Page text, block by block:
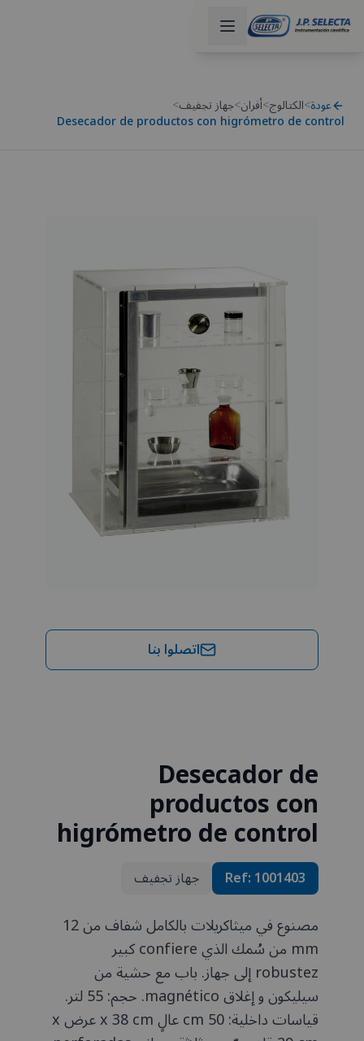
عودة>الكتالوج>أفران>جهاز تجفيف>
Desecador de productos con higrómetro de control
اتصلوا بنا
Desecador de
productos con
higrómetro de control
Ref:1001403 جهاز تجفيف
مصنوع في ميثاكريلات بالكامل شفاف من 12
mm من سُمك الذي confiere كبير
robustez إلى جهاز. باب مع حشية من
سيليكون و إغلاق magnético. حجم: 55 لتر.
قياسات داخلية: 50 cm عالٍ x 38 cm عرض x